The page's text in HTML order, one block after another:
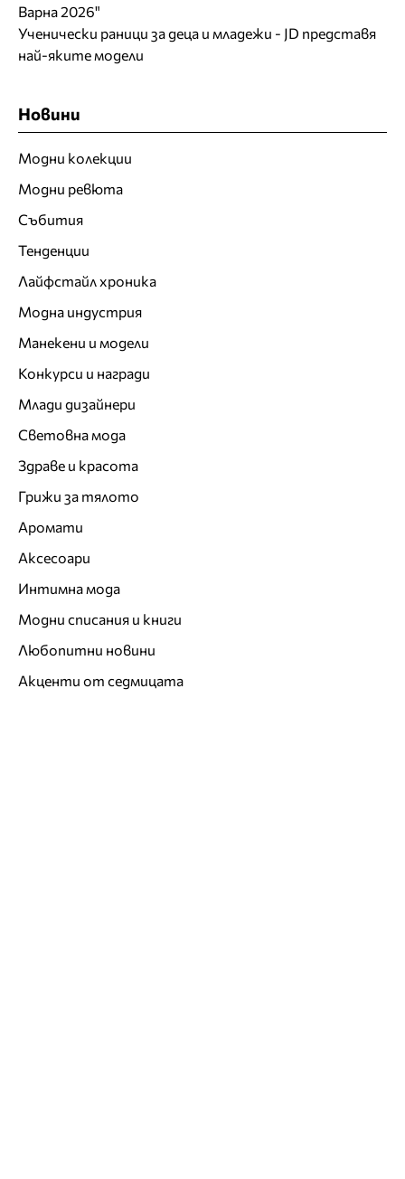
Варна 2026"
Ученически раници за деца и младежи - JD представя
най-яките модели
Новини
Модни колекции
Модни ревюта
Събития
Тенденции
Лайфстайл хроника
Модна индустрия
Манекени и модели
Конкурси и награди
Млади дизайнери
Световна мода
Здраве и красота
Грижи за тялото
Аромати
Аксесоари
Интимна мода
Модни списания и книги
Любопитни новини
Акценти от седмицата